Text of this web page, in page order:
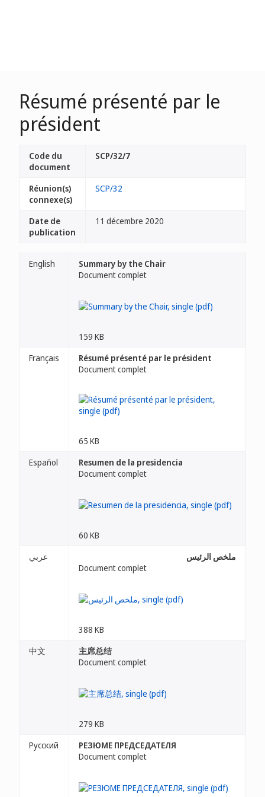
Résumé présenté par le
président
Code du
document
SCP/32/7
Réunion(s)
connexe(s)
SCP/32
Date de
publication
11 décembre 2020
English
Summary by the Chair
Document complet
159 KB
Français
Résumé présenté par le président
Document complet
65 KB
Español
Resumen de la presidencia
Document complet
60 KB
عربي
ملخص الرئيس
Document complet
388 KB
中文
主席总结
Document complet
279 KB
Русский
РЕЗЮМЕ ПРЕДСЕДАТЕЛЯ
Document complet